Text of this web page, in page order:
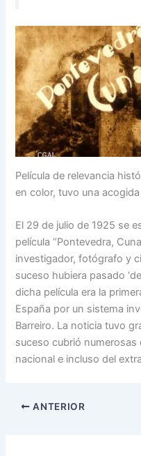
Película de relevancia
en color, tuvo una
El 29 de julio de 1925 se
película “Pontevedra,
investigador, fotógrafo y
suceso hubiera pasado
dicha película era la
España por un sistema
Barreiro. La noticia tuvo
suceso cubrió numerosas
nacional e incluso del
ANTERIOR